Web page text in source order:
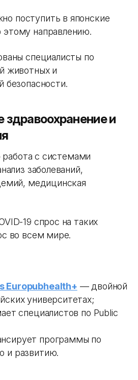
поступить в японские
этому направлению.
специалисты по
животных и
безопасности.
и
с системами
заболеваний,
медицинская
19 спрос на таких
во всем мире.
Europubhealth+ — двойной
университетах;
специалистов по Public
программы по
и развитию.